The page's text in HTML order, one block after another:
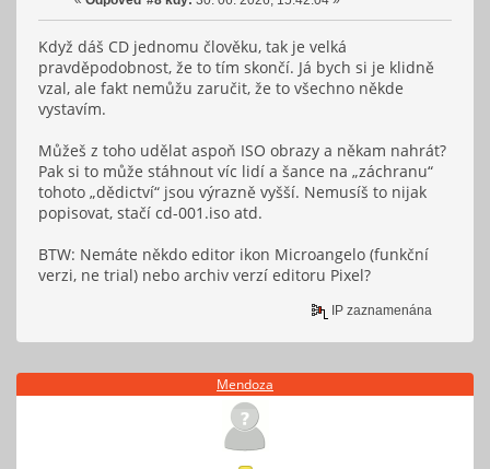
Když dáš CD jednomu člověku, tak je velká
pravděpodobnost, že to tím skončí. Já bych si je klidně
vzal, ale fakt nemůžu zaručit, že to všechno někde
vystavím.
Můžeš z toho udělat aspoň ISO obrazy a někam nahrát?
Pak si to může stáhnout víc lidí a šance na „záchranu“
tohoto „dědictví“ jsou výrazně vyšší. Nemusíš to nijak
popisovat, stačí cd-001.iso atd.
BTW: Nemáte někdo editor ikon Microangelo (funkční
verzi, ne trial) nebo archiv verzí editoru Pixel?
IP zaznamenána
Mendoza